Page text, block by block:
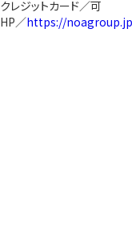
クレジットカード／可
HP／https://